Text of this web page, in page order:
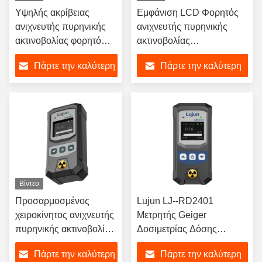
Υψηλής ακρίβειας
ανιχνευτής πυρηνικής
ακτινοβολίας φορητό
μετρητή Γκάιγκερ
Πάρτε την καλύτερη
Εμφάνιση LCD Φορητός
ανιχνευτής πυρηνικής
ακτινοβολίας
επαναφορτιζόμενος με
συναγερμό για ακτίνες Χ
βήτα ακτίνες Γαμά
Πάρτε την καλύτερη
Βίντεο
Προσαρμοσμένος
χειροκίνητος ανιχνευτής
πυρηνικής ακτινοβολίας
Geiger Muller
Πάρτε την καλύτερη
Lujun LJ--RD2401
Μετρητής Geiger
Δοσιμετρίας Δόσης
Ακτινοβολίας Ανιχνευτής
Πυρηνικής Ακτινοβολίας
Πάρτε την καλύτερη